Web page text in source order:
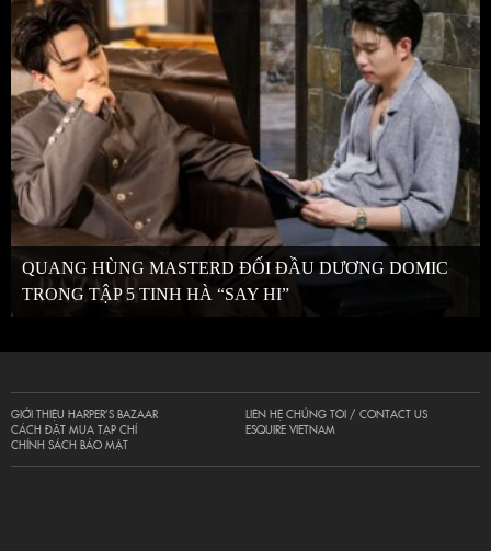
QUANG HÙNG MASTERD ĐỐI ĐẦU DƯƠNG DOMIC
TRONG TẬP 5 TINH HÀ “SAY HI”
GIỚI THIỆU HARPER’S BAZAAR
CÁCH ĐẶT MUA TẠP CHÍ
CHÍNH SÁCH BẢO MẬT
LIÊN HỆ CHÚNG TÔI / CONTACT US
ESQUIRE VIETNAM